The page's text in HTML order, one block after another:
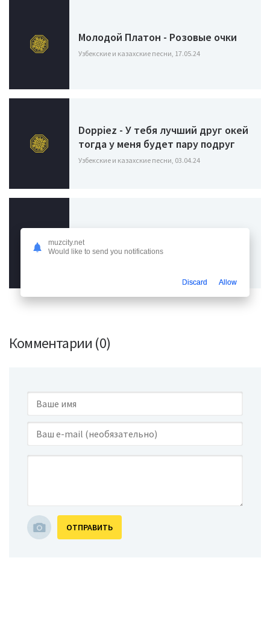
Молодой Платон - Розовые очки
Узбекские и казахские песни, 17.05.24
Doppiez - У тебя лучший друг окей
тогда у меня будет пару подруг
Узбекские и казахские песни, 03.04.24
Mekhman - Чёрные очки
Узбекские и казахские песни, 08.03.24
Комментарии (0)
ОТПРАВИТЬ
muzcity.net
Would like to send you notifications
Discard Allow